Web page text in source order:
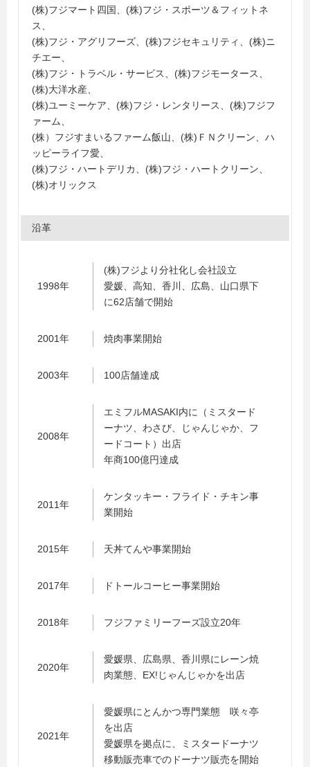
(株)フジマート四国、(株)フジ・スポーツ＆フィットネ
ス、
(株)フジ・アグリフーズ、(株)フジセキュリティ、(株)ニ
チエー、
(株)フジ・トラベル・サービス、(株)フジモータース、
(株)大洋水産、
(株)ユーミーケア、(株)フジ・レンタリース、(株)フジフ
ァーム、
(株）フジすまいるファーム飯山、(株)ＦＮクリーン、ハ
ッピーライフ愛、
(株)フジ・ハートデリカ、(株)フジ・ハートクリーン、
(株)オリックス
沿革
1998年
(株)フジより分社化し会社設立
愛媛、高知、香川、広島、山口県下
に62店舗で開始
2001年 焼肉事業開始
2003年 100店舗達成
2008年
エミフルMASAKI内に（ミスタード
ーナツ、わさび、じゃんじゃか、フ
ードコート）出店
年商100億円達成
2011年
ケンタッキー・フライド・チキン事
業開始
2015年 天丼てんや事業開始
2017年 ドトールコーヒー事業開始
2018年 フジファミリーフーズ設立20年
2020年
愛媛県、広島県、香川県にレーン焼
肉業態、EX!じゃんじゃかを出店
2021年
愛媛県にとんかつ専門業態 咲々亭
を出店
愛媛県を拠点に、ミスタードーナツ
移動販売車でのドーナツ販売を開始